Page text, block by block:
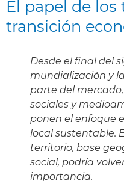
El papel de
transición
Desde el final del
mundialización y
parte del
sociales y
ponen el enfoque
local sustentable.
territorio, base
social, podría
importancia.